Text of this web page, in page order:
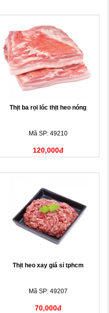
Thịt ba rọi lóc thịt heo nóng
Mã SP: 49210
120,000đ
Thịt heo xay giá sỉ tphcm
Mã SP: 49207
70,000đ